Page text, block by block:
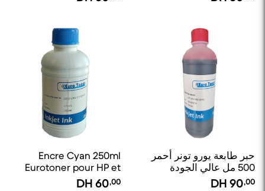
حبر طابعة يورو تونر أحمر
500 مل عالي الجودة
متوافق مع جميع الطابعات.
90,00
Encre Cyan 250ml
Eurotoner pour HP et
Canon
60,00